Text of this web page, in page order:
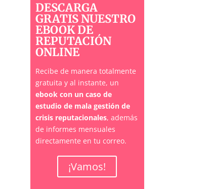
DESCARGA
GRATIS NUESTRO
EBOOK DE
REPUTACIÓN
ONLINE
Recibe de manera totalmente
gratuita y al instante, un
ebook con un caso de
estudio de mala gestión de
crisis reputacionales, además
de informes mensuales
directamente en tu correo.
¡Vamos!